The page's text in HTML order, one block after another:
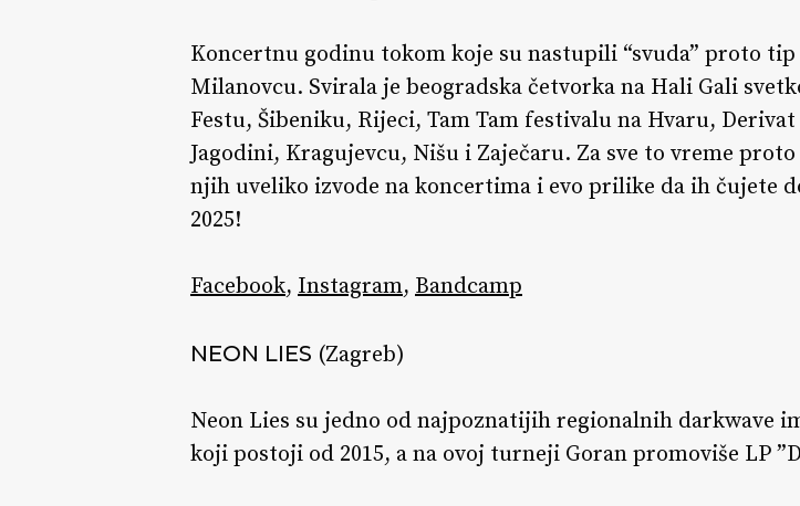
Koncertnu godinu tokom koje su nastupili “svuda” proto
Milanovcu. Svirala je beogradska četvorka na Hali Gali
Festu, Šibeniku, Rijeci, Tam Tam festivalu na Hvaru,
Jagodini, Kragujevcu, Nišu i Zaječaru. Za sve to vreme
njih uveliko izvode na koncertima i evo prilike da ih čujete
2025!
Facebook, Instagram, Bandcamp
NEON LIES (Zagreb)
Neon Lies su jedno od najpoznatijih regionalnih darkwave
koji postoji od 2015, a na ovoj turneji Goran promoviše LP